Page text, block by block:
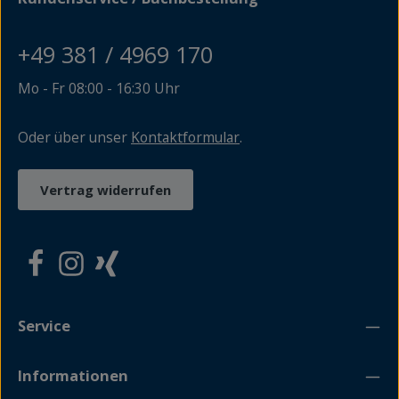
den Darß, nach Stralsund, ins beschauliche Mirow und
+49 381 / 4969 170
Mo - Fr 08:00 - 16:30 Uhr
Oder über unser Kontaktformular.
Vertrag widerrufen
Service
Informationen